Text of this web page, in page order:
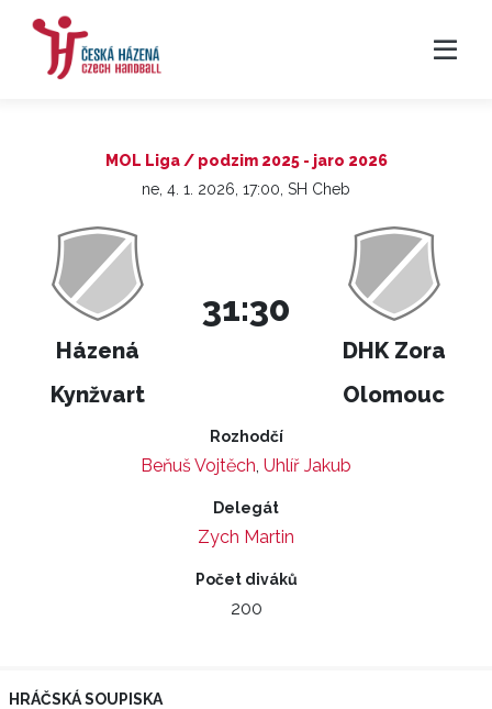
MOL Liga / podzim 2025 - jaro 2026
ne, 4. 1. 2026, 17:00, SH Cheb
Házená
Kynžvart
31:30
DHK Zora
Olomouc
Rozhodčí
Beňuš Vojtěch, Uhlíř Jakub
Delegát
Zych Martin
Počet diváků
200
HRÁČSKÁ SOUPISKA